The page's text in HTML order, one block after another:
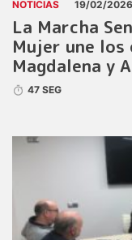
NOTICIAS 19/02/2026
La Marcha
Mujer une
Magdalena y
47 SEG